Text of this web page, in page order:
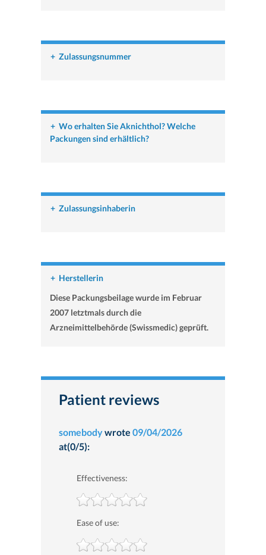
+ Zulassungsnummer
+ Wo erhalten Sie Aknichthol? Welche
Packungen sind erhältlich?
+ Zulassungsinhaberin
+ Herstellerin
Diese Packungsbeilage wurde im Februar
2007 letztmals durch die
Arzneimittelbehörde (Swissmedic) geprüft.
Patient reviews
somebodywrote 09/04/2026
at(0/5):
Effectiveness:
Ease of use: